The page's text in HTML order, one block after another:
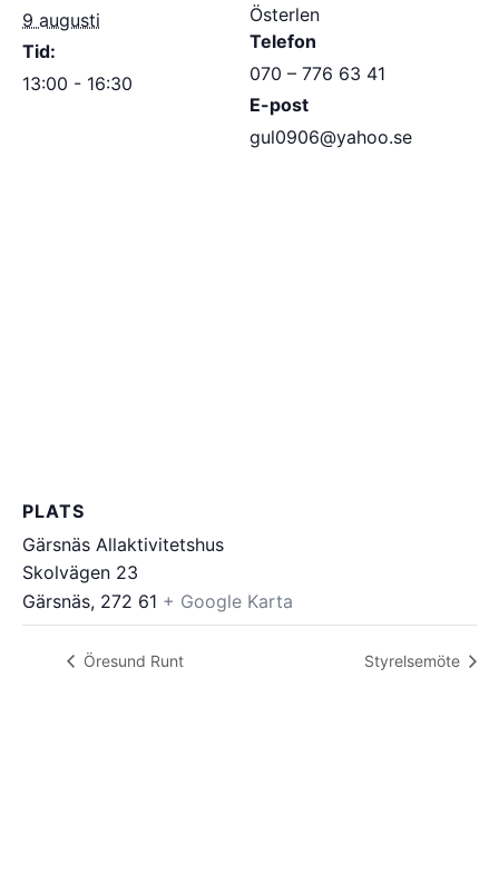
9 augusti
Tid:
13:00 - 16:30
Österlen
Telefon
070 – 776 63 41
E-post
gul0906@yahoo.se
PLATS
Gärsnäs Allaktivitetshus
Skolvägen 23
Gärsnäs, 272 61 + Google Karta
Öresund Runt Styrelsemöte